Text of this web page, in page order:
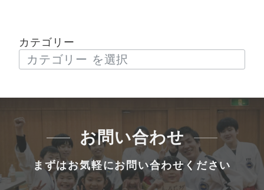
カテゴリー
お問い合わせ
まずはお気軽にお問い合わせください